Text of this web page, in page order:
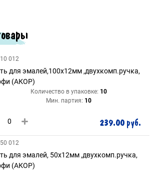
012
для эмалей,100х12мм ,двухкомп.ручка,
(АКОР)
Количество в упаковке: 10
Мин. партия: 10
239.00 руб.
012
для эмалей, 50х12мм ,двухкомп.ручка,
(АКОР)